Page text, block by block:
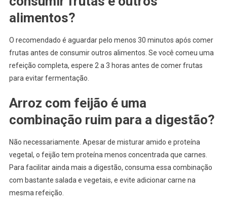
alimentos?
O recomendado é aguardar pelo menos 30 minutos após comer
frutas antes de consumir outros alimentos. Se você comeu uma
refeição completa, espere 2 a 3 horas antes de comer frutas
para evitar fermentação.
Arroz com feijão é uma
combinação ruim para a digestão?
Não necessariamente. Apesar de misturar amido e proteína
vegetal, o feijão tem proteína menos concentrada que carnes.
Para facilitar ainda mais a digestão, consuma essa combinação
com bastante salada e vegetais, e evite adicionar carne na
mesma refeição.